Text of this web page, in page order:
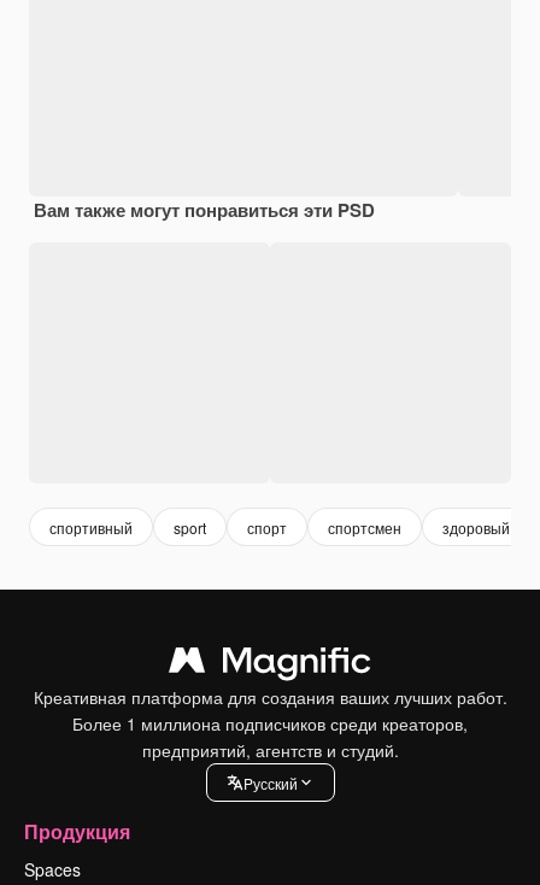
Вам также могут понравиться эти PSD
спортивный sport спорт спортсмен здоровый
Креативная платформа для создания ваших лучших работ.
Более 1 миллиона подписчиков среди креаторов,
предприятий, агентств и студий.
Pусский
Продукция
Spaces